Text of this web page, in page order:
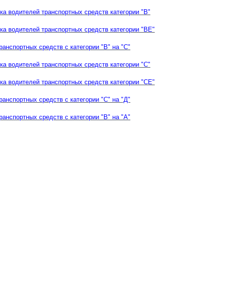
водителей транспортных средств категории "В"
водителей транспортных средств категории "ВЕ"
средств с категории "В" на "С"
водителей транспортных средств категории "С"
водителей транспортных средств категории "СЕ"
средств с категории "С" на "Д"
средств с категории "В" на "А"